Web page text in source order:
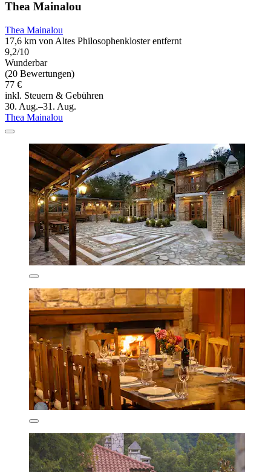
Thea Mainalou
Thea Mainalou
17,6 km von Altes Philosophenkloster entfernt
9,2/10
Wunderbar
(20 Bewertungen)
77 €
inkl. Steuern & Gebühren
30. Aug.–31. Aug.
Thea Mainalou